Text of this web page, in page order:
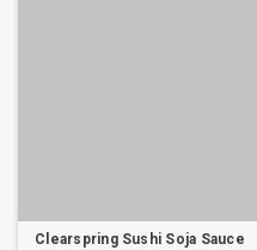
Clearspring Sushi Soja Sauce